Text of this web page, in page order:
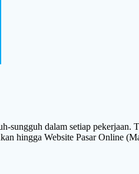
sungguh dalam setiap pekerjaan.
hingga Website Pasar Online